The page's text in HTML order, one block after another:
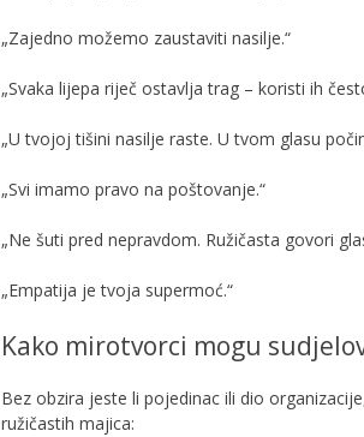
„Zajedno možemo zaustaviti nasilje.“
„Svaka lijepa riječ ostavlja trag – koristi ih
„U tvojoj tišini nasilje raste. U tvom glasu
„Svi imamo pravo na poštovanje.“
„Ne šuti pred nepravdom. Ružičasta govori
„Empatija je tvoja supermoć.“
Kako mirotvorci mogu
Bez obzira jeste li pojedinac ili dio
ružičastih majica: